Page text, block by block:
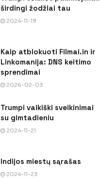
širdingi žodžiai tau
2024-11-19
Kaip atblokuoti Filmai.in ir
Linkomanija: DNS keitimo
sprendimai
2026-02-03
Trumpi vaikiški sveikinimai
su gimtadieniu
2024-11-21
Indijos miestų sąrašas
2024-11-23